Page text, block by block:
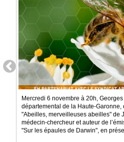
Mercredi 6 novembre à 20h,
départemental de la Haute-
"Abeilles, merveilleuses abeilles" de
médecin-chercheur et auteur de
"Sur les épaules de Darwin", en